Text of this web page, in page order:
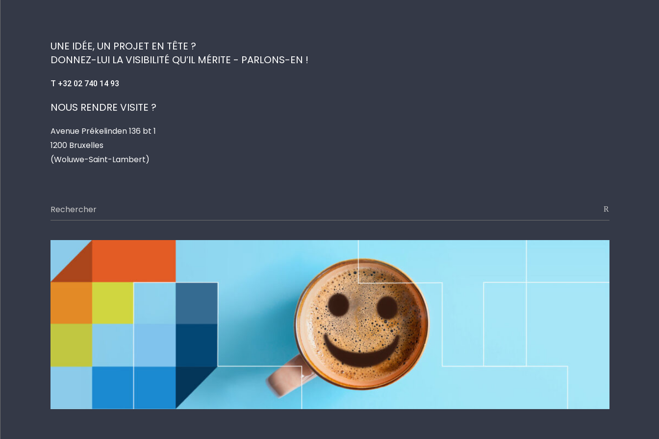
UNE IDÉE, UN PROJET EN TÊTE ?
DONNEZ-LUI LA VISIBILITÉ QU’IL MÉRITE - PARLONS-EN !
T +32 02 740 14 93
NOUS RENDRE VISITE ?
Avenue Prékelinden 136 bt 1
1200 Bruxelles
(Woluwe-Saint-Lambert)